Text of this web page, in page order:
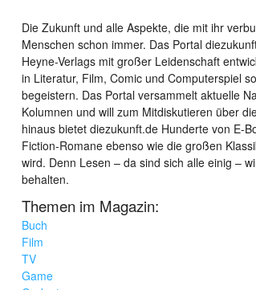
Die Zukunft und alle Aspekte, die mit ihr
Menschen schon immer. Das Portal
Heyne-Verlags mit großer Leidenschaft
in Literatur, Film, Comic und Computerspiel
begeistern. Das Portal versammelt aktuelle
Kolumnen und will zum Mitdiskutieren über
hinaus bietet diezukunft.de Hunderte von E-
Fiction-Romane ebenso wie die großen
wird. Denn Lesen – da sind sich alle einig –
behalten.
Themen im Magazin:
Buch
Film
TV
Game